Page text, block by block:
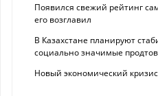
Появился свежий рейтинг
его возглавил
В Казахстане планируют
социально значимые
Новый экономический